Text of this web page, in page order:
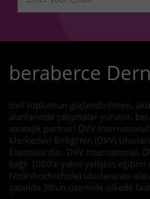
beraberce
sivil toplumun güçlendirilmesi,
alanlarında çalışmalar yürütür.
stratejik partneri DVV
Merkezleri Birliği’nin (DVV)
Enstitüsü’dür. DVV International,
bağlı 1000’e yakın yetişkin eğitimi
(Volkshochschule) uluslararası
çapında 30’un üzerinde ülkede